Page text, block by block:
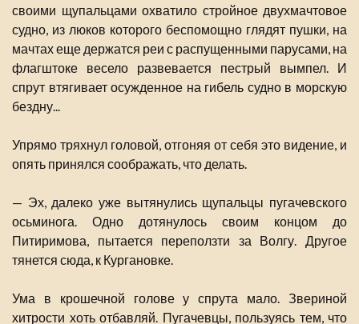
своими щупальцами охватило стройное двухмачтовое
судно, из люков которого беспомощно глядят пушки, на
мачтах еще держатся реи с распущенными парусами, на
флагштоке весело развевается пестрый вымпел. И
спрут втягивает осужденное на гибель судно в морскую
бездну...
Упрямо тряхнул головой, отгоняя от себя это видение, и
опять принялся соображать, что делать.
— Эх, далеко уже вытянулись щупальцы пугачевского
осьминога. Одно дотянулось своим концом до
Питиримова, пытается переползти за Волгу. Другое
тянется сюда, к Кургановке.
Ума в крошечной голове у спрута мало. Звериной
хитрости хоть отбавляй. Пугачевцы, пользуясь тем, что